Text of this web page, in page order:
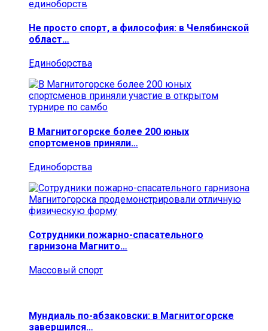
Не просто спорт, а философия: в Челябинской
област…
Единоборства
В Магнитогорске более 200 юных
спортсменов приняли…
Единоборства
Сотрудники пожарно-спасательного
гарнизона Магнито…
Массовый спорт
Мундиаль по-абзаковски: в Магнитогорске
завершился…